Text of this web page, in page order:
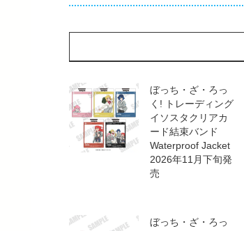
ぼっち・ざ・ろっ
く! トレーディング
イソスタクリアカ
ード結束バンド
Waterproof Jacket
2026年11月下旬発
売
ぼっち・ざ・ろっ